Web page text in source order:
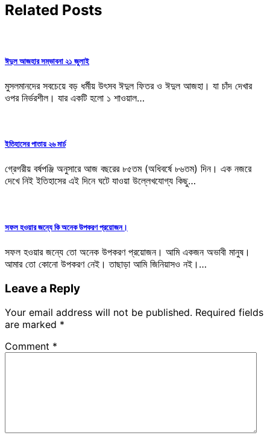
Related Posts
ঈদুল আজহার সম্ভাবনা ২১ জুলাই
মুসলমানদের সবচেয়ে বড় ধর্মীয় উৎসব ঈদুল ফিতর ও ঈদুল আজহা। যা চাঁদ দেখার
ওপর নির্ভরশীল। যার একটি হলো ১ শাওয়াল…
ইতিহাসের পাতায় ২৬ মার্চ
গ্রেগরীয় বর্ষপঞ্জি অনুসারে আজ বছরের ৮৫তম (অধিবর্ষে ৮৬তম) দিন। এক নজরে
দেখে নিই ইতিহাসের এই দিনে ঘটে যাওয়া উল্লেখযোগ্য কিছু…
সফল হওয়ার জন্যে কি অনেক উপকরণ প্রয়োজন।
সফল হওয়ার জন্যে তো অনেক উপকরণ প্রয়োজন। আমি একজন অভাবী মানুষ।
আমার তো কোনো উপকরণ নেই। তাছাড়া আমি জিনিয়াসও নই।…
Leave a Reply
Your email address will not be published. Required fields
are marked *
Comment *